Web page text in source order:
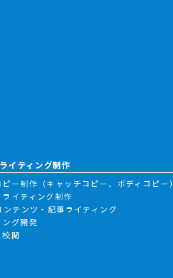
イティング制作
ー制作（キャッチコピー、ボディコピー）
イティング制作
ンテンツ・記事ライティング
ング開発
閲